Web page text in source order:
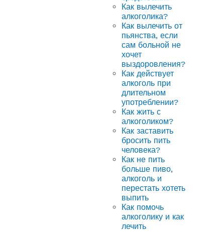
Как вылечить
алкоголика?
Как вылечить от
пьянства, если
сам больной не
хочет
выздоровления?
Как действует
алкоголь при
длительном
употреблении?
Как жить с
алкоголиком?
Как заставить
бросить пить
человека?
Как не пить
больше пиво,
алкоголь и
перестать хотеть
выпить
Как помочь
алкоголику и как
лечить